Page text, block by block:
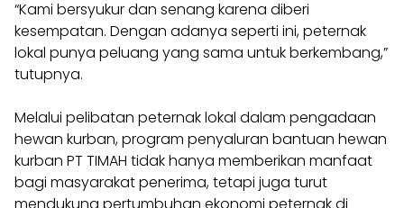
“Kami bersyukur dan senang karena diberi
kesempatan. Dengan adanya seperti ini, peternak
lokal punya peluang yang sama untuk berkembang,”
tutupnya.
Melalui pelibatan peternak lokal dalam pengadaan
hewan kurban, program penyaluran bantuan hewan
kurban PT TIMAH tidak hanya memberikan manfaat
bagi masyarakat penerima, tetapi juga turut
mendukung pertumbuhan ekonomi peternak di